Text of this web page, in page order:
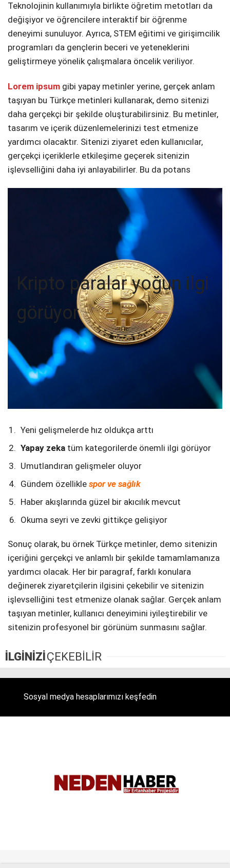
Teknolojinin kullanımıyla birlikte öğretim metotları da
değişiyor ve öğrencilere interaktif bir öğrenme
deneyimi sunuluyor. Ayrıca, STEM eğitimi ve girişimcilik
programları da gençlerin beceri ve yeteneklerini
geliştirmeye yönelik çalışmalara öncelik veriliyor.
Lorem ipsum gibi yapay metinler yerine, gerçek anlam
taşıyan bu Türkçe metinleri kullanarak, demo sitenizi
daha gerçekçi bir şekilde oluşturabilirsiniz. Bu metinler,
tasarım ve içerik düzenlemelerinizi test etmenize
yardımcı olacaktır. Sitenizi ziyaret eden kullanıcılar,
gerçekçi içeriklerle etkileşime geçerek sitenizin
işlevselliğini daha iyi anlayabilirler. Bu da potans
Kripto paralar yoğun ilgi
görüyor
Yeni gelişmelerde hız oldukça arttı
Yapay zeka tüm kategorilerde önemli ilgi görüyor
Umutlandıran gelişmeler oluyor
Gündem özellikle spor ve sağlık
Haber akışlarında güzel bir akıcılık mevcut
Okuma seyri ve zevki gittikçe gelişiyor
Sonuç olarak, bu örnek Türkçe metinler, demo sitenizin
içeriğini gerçekçi ve anlamlı bir şekilde tamamlamanıza
yardımcı olacak. Her bir paragraf, farklı konulara
değinerek ziyaretçilerin ilgisini çekebilir ve sitenizin
işlevselliğini test etmenize olanak sağlar. Gerçek anlam
taşıyan metinler, kullanıcı deneyimini iyileştirebilir ve
sitenizin profesyonel bir görünüm sunmasını sağlar.
İLGİNİZİ ÇEKEBİLİR
Sosyal medya hesaplarımızı keşfedin